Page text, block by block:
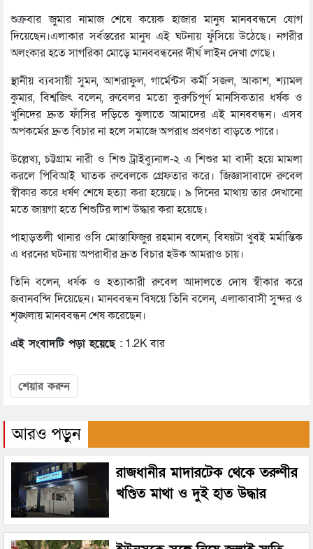
শুক্রবার জুমার নামাজ শেষে কয়েক হাজার মানুষ মানববন্ধনে যোগ
দিয়েছেন।এলাকার সর্বস্তরের মানুষ এই ঘটনায় ফুঁসিয়ে উঠেছে। নগরীর
অলংকার হতে সাগরিকা মোড়ে মানববন্ধনের দীর্ঘ লাইন দেখা গেছে।
স্থানীয় ব্যবসায়ী সুমন, আশরাফুল, গার্মেন্টস কর্মী সজল, আকাশ, শ্যামল
কুমার, বিশ্বজিৎ বলেন, রুবেলর মতো কুরুচিপূর্ণ মানসিকতার ধর্ষক ও
খুনিদের দ্রুত ফাঁসির দড়িতে ঝুলাতে আমাদের এই মানববন্ধন। এসব
অপকর্মের দ্রুত বিচার না হলে সমাজে অপরাধ প্রবণতা বাড়তে পারে।
উল্লেখ্য, চট্টগ্রাম নারী ও শিশু ট্রাইব্যুনাল-২ এ শিশুর মা বাদী হয়ে মামলা
করলে পিবিআই ঘাতক রুবেলকে গ্রেফতার করে। জিজ্ঞাসাবাদে রুবেল
স্বীকার করে ধর্ষণ শেষে হত্যা করা হয়েছে। ৯ দিনের মাথায় তার দেখানো
মতে জায়গা হতে শিশুটির লাশ উদ্ধার করা হয়েছে।
পাহাড়তলী থানার ওসি মোস্তাফিজুর রহমান বলেন, বিষয়টা খুবই মর্মান্তিক
এ ধরনের ঘটনায় অপরাধীর দ্রুত বিচার হউক আমরাও চায়।
তিনি বলেন, ধর্ষক ও হত্যাকারী রুবেল আদালতে দোষ স্বীকার করে
জবানবন্দি দিয়েছেন। মানববন্ধন বিষয়ে তিনি বলেন, এলাকাবাসী সুন্দর ও
শৃঙ্খলায় মানববন্ধন শেষ করেছেন।
এই সংবাদটি পড়া হয়েছে : 1.2K বার
শেয়ার করুন
আরও পড়ুন
রাজধানীর মাদারটেক থেকে তরুণীর
খণ্ডিত মাথা ও দুই হাত উদ্ধার